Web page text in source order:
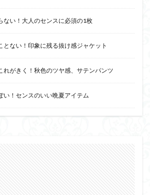
ない！大人のセンスに必須の1枚
とない！印象に残る抜け感ジャケット
れがきく！秋色のツヤ感、サテンパンツ
い！センスのいい晩夏アイテム